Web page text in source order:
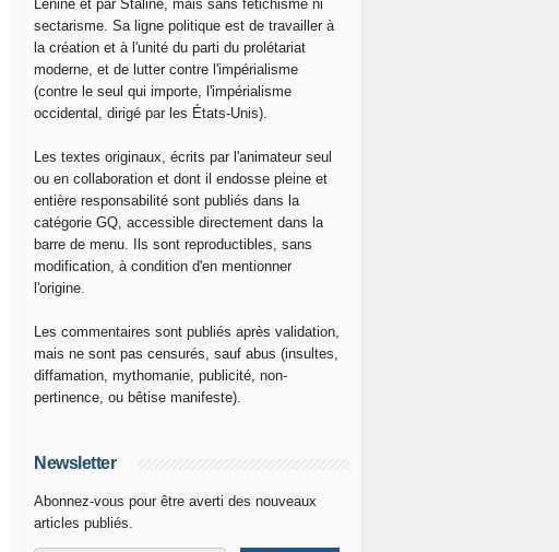
Lénine et par Staline, mais sans fétichisme ni
sectarisme. Sa ligne politique est de travailler à
la création et à l'unité du parti du prolétariat
moderne, et de lutter contre l'impérialisme
(contre le seul qui importe, l'impérialisme
occidental, dirigé par les États-Unis).
Les textes originaux, écrits par l'animateur seul
ou en collaboration et dont il endosse pleine et
entière responsabilité sont publiés dans la
catégorie GQ, accessible directement dans la
barre de menu. Ils sont reproductibles, sans
modification, à condition d'en mentionner
l'origine.
Les commentaires sont publiés après validation,
mais ne sont pas censurés, sauf abus (insultes,
diffamation, mythomanie, publicité, non-
pertinence, ou bêtise manifeste).
Newsletter
Abonnez-vous pour être averti des nouveaux
articles publiés.